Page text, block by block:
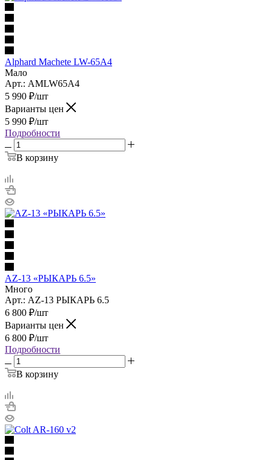
Alphard Machete LW-65A4
Мало
Арт.: AMLW65A4
5 990 ₽/шт
Варианты цен
5 990 ₽/шт
Подробности
В корзину
AZ-13 «РЫКАРЬ 6.5»
Много
Арт.: AZ-13 РЫКАРЬ 6.5
6 800 ₽/шт
Варианты цен
6 800 ₽/шт
Подробности
В корзину